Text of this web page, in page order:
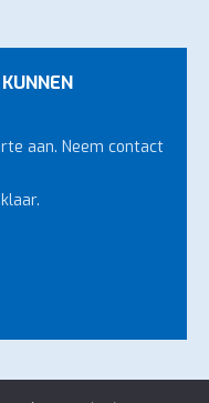
aan. Neem contact